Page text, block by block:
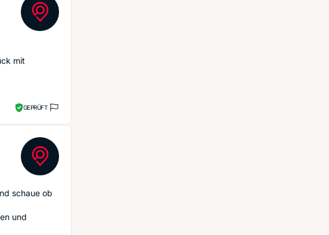
mit
GEPRÜFT
schaue ob
und